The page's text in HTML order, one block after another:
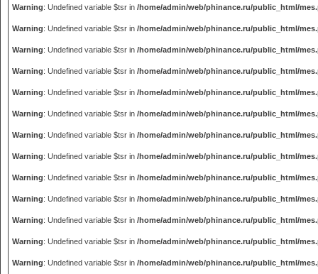
Warning: Undefined variable $tsr in /home/admin/web/phinance.ru/public_html/
Warning: Undefined variable $tsr in /home/admin/web/phinance.ru/public_html/
Warning: Undefined variable $tsr in /home/admin/web/phinance.ru/public_html/
Warning: Undefined variable $tsr in /home/admin/web/phinance.ru/public_html/
Warning: Undefined variable $tsr in /home/admin/web/phinance.ru/public_html/
Warning: Undefined variable $tsr in /home/admin/web/phinance.ru/public_html/
Warning: Undefined variable $tsr in /home/admin/web/phinance.ru/public_html/
Warning: Undefined variable $tsr in /home/admin/web/phinance.ru/public_html/
Warning: Undefined variable $tsr in /home/admin/web/phinance.ru/public_html/
Warning: Undefined variable $tsr in /home/admin/web/phinance.ru/public_html/
Warning: Undefined variable $tsr in /home/admin/web/phinance.ru/public_html/
Warning: Undefined variable $tsr in /home/admin/web/phinance.ru/public_html/
Warning: Undefined variable $tsr in /home/admin/web/phinance.ru/public_html/